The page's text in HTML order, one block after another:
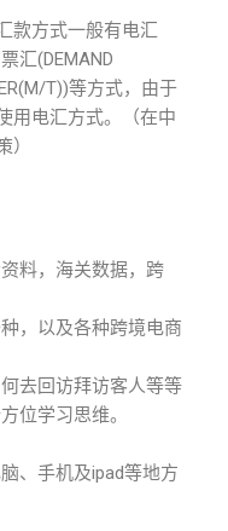
款方式一般有电汇
汇(DEMAND
T))等方式，由于
用电汇方式。（在中
料，海关数据，跨
，以及各种跨境电商
去回访拜访客人等等
位学习思维。
、手机及ipad等地方